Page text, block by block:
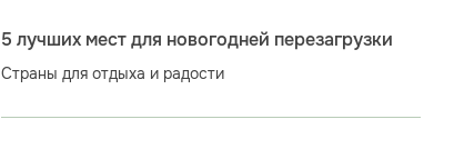
5 лучших мест для новогодней перезагрузки
Страны для отдыха и радости